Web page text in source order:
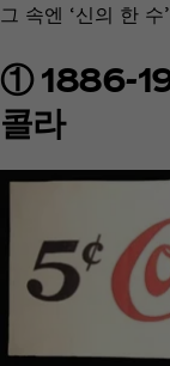
그 속엔 ‘신의 한
① 1886-
콜라